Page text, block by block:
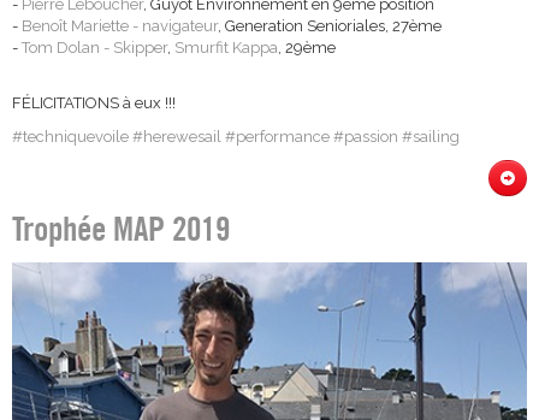
- Pierre Leboucher, Guyot Environnement en 9ème position
- Benoît Mariette - navigateur, Generation Senioriales, 27ème
- Tom Dolan - Skipper, Smurfit Kappa, 29ème
FÉLICITATIONS à eux !!!
#techniquevoile #herewesail #performance #passion #sailing
Trophée MAP 2019